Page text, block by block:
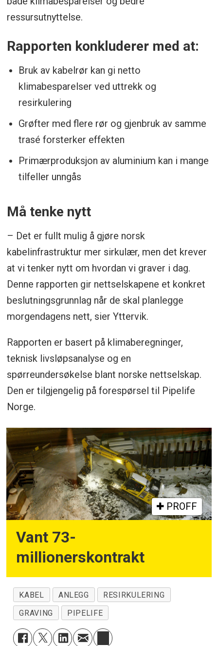
ressursutnyttelse.
Rapporten konkluderer med at:
Bruk av kabelrør kan gi netto
klimabesparelser ved uttrekk og
resirkulering
Grøfter med flere rør og gjenbruk av samme
trasé forsterker effekten
Primærproduksjon av aluminium kan i mange
tilfeller unngås
Må tenke nytt
– Det er fullt mulig å gjøre norsk
kabelinfrastruktur mer sirkulær, men det krever
at vi tenker nytt om hvordan vi graver i dag.
Denne rapporten gir nettselskapene et konkret
beslutningsgrunnlag når de skal planlegge
morgendagens nett, sier Yttervik.
Rapporten er basert på klimaberegninger,
teknisk livsløpsanalyse og en
spørreundersøkelse blant norske nettselskap.
Den er tilgjengelig på forespørsel til Pipelife
Norge.
PROFF
Vant 73-
millionerskontrakt
KABEL ANLEGG
RESIRKULERING
GRAVING
PIPELIFE